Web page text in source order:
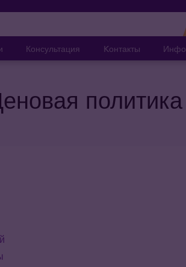
Консультация Kонтакты Инфо
политика